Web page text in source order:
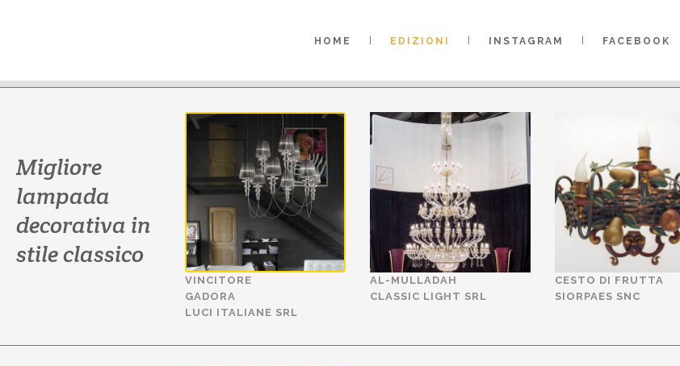
HOME EDIZIONI INSTAGRAM FACEBOOK
PRODOTTI FINALISTI
Migliore
lampada
decorativa in
stile classico
VINCITORE
GADORA
LUCI ITALIANE SRL
AL-MULLADAH
CLASSIC LIGHT SRL
CESTO DI FRUTTA
SIORPAES SNC